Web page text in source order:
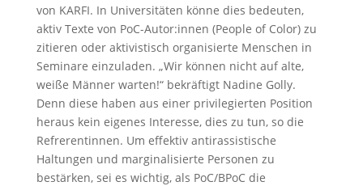
von KARFI. In Universitäten könne dies bedeuten,
aktiv Texte von PoC-Autor:innen (People of Color) zu
zitieren oder aktivistisch organisierte Menschen in
Seminare einzuladen. „Wir können nicht auf alte,
weiße Männer warten!“ bekräftigt Nadine Golly.
Denn diese haben aus einer privilegierten Position
heraus kein eigenes Interesse, dies zu tun, so die
Refrerentinnen. Um effektiv antirassistische
Haltungen und marginalisierte Personen zu
bestärken, sei es wichtig, als PoC/BPoC die